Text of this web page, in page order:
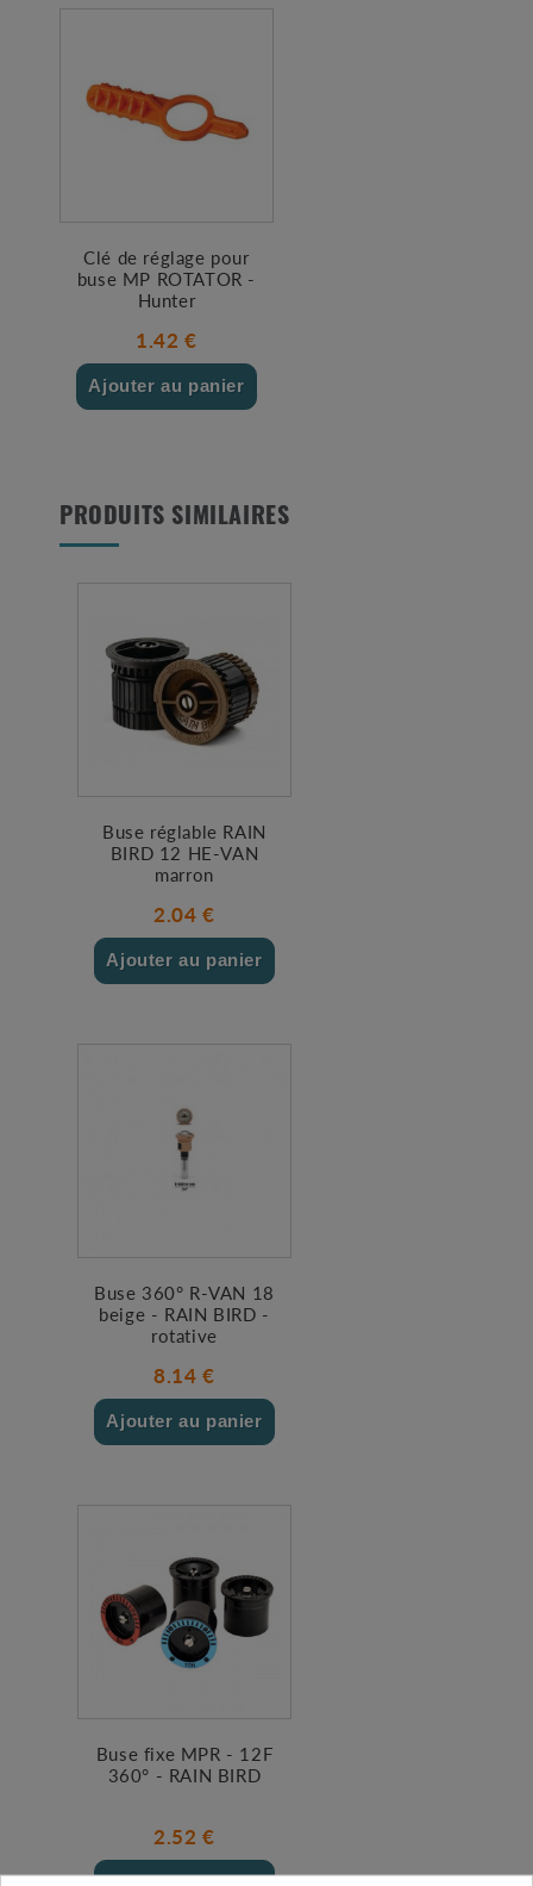
Clé de réglage pour
buse MP ROTATOR -
Hunter
1.42 €
Ajouter au panier
PRODUITS SIMILAIRES
Buse réglable RAIN
BIRD 12 HE-VAN
marron
2.04 €
Ajouter au panier
Buse 360° R-VAN 18
beige - RAIN BIRD -
rotative
8.14 €
Ajouter au panier
Buse fixe MPR - 12F
360° - RAIN BIRD
2.52 €
Ajouter au panier